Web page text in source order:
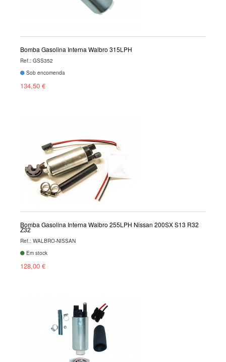
Bomba Gasolina Interna Walbro 315LPH
Ref.: GSS352
Sob encomenda
134,50 €
Bomba Gasolina Interna Walbro 255LPH Nissan 200SX S13 R32
Z32
Ref.: WALBRO-NISSAN
Em stock
128,00 €